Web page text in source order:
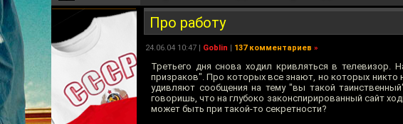
Про работу
24.06.04 10:47 | Goblin | 137 комментариев »
Третьего дня снова ходил кривляться в телевизор.
призраков". Про которых все знают, но которых
удивляют сообщения на тему "вы такой
говоришь, что на глубоко законспирированный сайт
может быть при такой-то секретности?